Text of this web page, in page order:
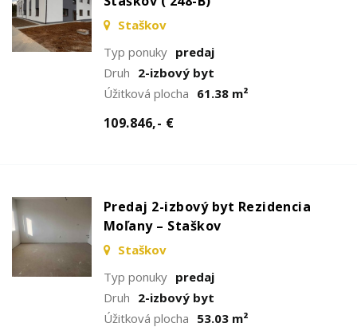
Staškov
Typ ponuky predaj
Druh 2-izbový byt
Úžitková plocha 61.38 m²
109.846,- €
Predaj 2-izbový byt Rezidencia
Moľany – Staškov
Staškov
Typ ponuky predaj
Druh 2-izbový byt
Úžitková plocha 53.03 m²